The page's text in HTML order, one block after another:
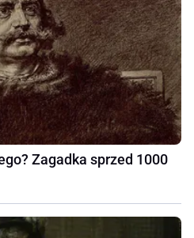
Zagadka sprzed 1000